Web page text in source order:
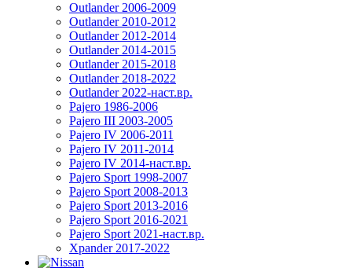
Outlander 2006-2009
Outlander 2010-2012
Outlander 2012-2014
Outlander 2014-2015
Outlander 2015-2018
Outlander 2018-2022
Outlander 2022-наст.вр.
Pajero 1986-2006
Pajero III 2003-2005
Pajero IV 2006-2011
Pajero IV 2011-2014
Pajero IV 2014-наст.вр.
Pajero Sport 1998-2007
Pajero Sport 2008-2013
Pajero Sport 2013-2016
Pajero Sport 2016-2021
Pajero Sport 2021-наст.вр.
Xpander 2017-2022